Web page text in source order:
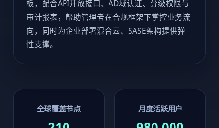
板，配合API开放接口、AD域认证、分级权限与
审计报表，帮助管理者在合规框架下掌控业务流
向，同时为企业部署混合云、SASE架构提供弹
性支撑。
全球覆盖节点 月度活跃用户